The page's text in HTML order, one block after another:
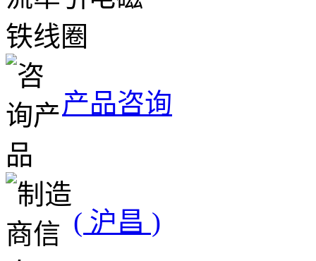
产品咨询
( 沪昌 )